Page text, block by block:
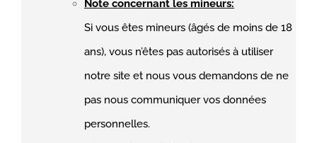
Note concernant les mineurs:
Si vous êtes mineurs (âgés de moins de 18
ans), vous n’êtes pas autorisés à utiliser
notre site et nous vous demandons de ne
pas nous communiquer vos données
personnelles.